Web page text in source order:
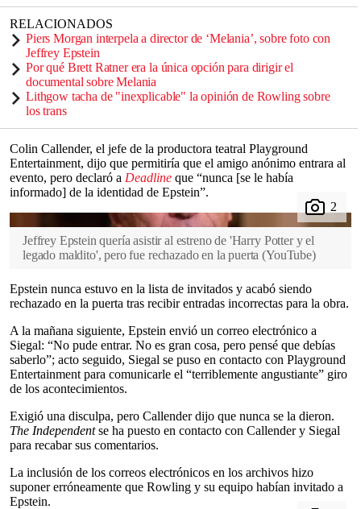
RELACIONADOS
Piers Morgan interpela a director de ‘Melania’, sobre foto con
Jeffrey Epstein
Por qué Brett Ratner era la única opción para dirigir el
documental sobre Melania
Lithgow tacha de "inexplicable" la opinión de Rowling sobre
los trans
Colin Callender, el jefe de la productora teatral Playground
Entertainment, dijo que permitiría que el amigo anónimo entrara al
evento, pero declaró a Deadline que “nunca [se le había
informado] de la identidad de Epstein”.
Jeffrey Epstein quería asistir al estreno de 'Harry Potter y el
legado maldito', pero fue rechazado en la puerta (YouTube)
Epstein nunca estuvo en la lista de invitados y acabó siendo
rechazado en la puerta tras recibir entradas incorrectas para la obra.
A la mañana siguiente, Epstein envió un correo electrónico a
Siegal: “No pude entrar. No es gran cosa, pero pensé que debías
saberlo”; acto seguido, Siegal se puso en contacto con Playground
Entertainment para comunicarle el “terriblemente angustiante” giro
de los acontecimientos.
Exigió una disculpa, pero Callender dijo que nunca se la dieron.
The Independentse ha puesto en contacto con Callender y Siegal
para recabar sus comentarios.
La inclusión de los correos electrónicos en los archivos hizo
suponer erróneamente que Rowling y su equipo habían invitado a
Epstein.